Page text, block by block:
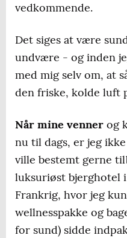
vedkommende.
Det siges at være
undvære - og inden
med mig selv om, at
den friske, kolde luft
Når mine venner og
nu til dags, er jeg
ville bestemt gerne
luksuriøst bjerghotel
Frankrig, hvor jeg
wellnesspakke og
for sund) sidde